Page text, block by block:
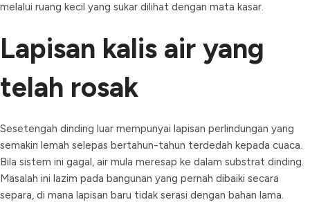
melalui ruang kecil yang sukar dilihat dengan mata kasar.
Lapisan kalis air yang
telah rosak
Sesetengah dinding luar mempunyai lapisan perlindungan yang
semakin lemah selepas bertahun-tahun terdedah kepada cuaca.
Bila sistem ini gagal, air mula meresap ke dalam substrat dinding.
Masalah ini lazim pada bangunan yang pernah dibaiki secara
separa, di mana lapisan baru tidak serasi dengan bahan lama.